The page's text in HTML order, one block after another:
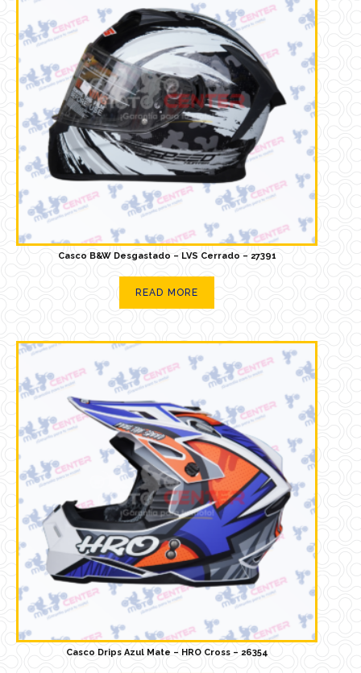
Casco B&W Desgastado – LVS Cerrado – 27391
READ MORE
Casco Drips Azul Mate – HRO Cross – 26354